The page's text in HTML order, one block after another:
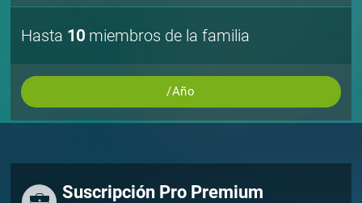
Hasta 10 miembros de la familia
/Año
Suscripción Pro Premium